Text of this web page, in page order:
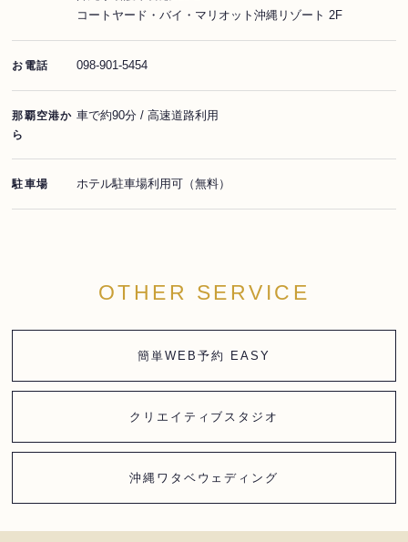
コートヤード・バイ・マリオット沖縄リゾート 2F
お電話 098-901-5454
那覇空港か
ら
車で約90分 / 高速道路利用
駐車場 ホテル駐車場利用可（無料）
OTHER SERVICE
簡単WEB予約 EASY
クリエイティブスタジオ
沖縄ワタベウェディング